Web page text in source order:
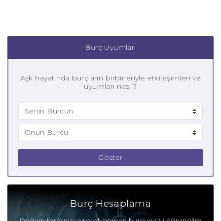
Burç Uyumları
Aşk hayatında burçların birbirleriyle etkileşimleri ve
uyumları nasıl?
Göster
Burç Hesaplama